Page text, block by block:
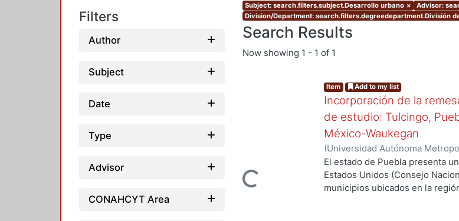
Filters
Author
Subject
Date
Type
Advisor
CONAHCYT Area
Subject: search.filters.subject.Desarrollo urbano × Advisor:
Division/Department: search.filters.degreedepartment.División
Search Results
Now showing 1 - 1 of 1
Loading...
Item Add to my list
Incorporación de la
de estudio: Tulcingo,
México-Waukegan
(Universidad Autónoma
de Servicios de Información.,
El estado de Puebla presenta
Estados Unidos (Consejo
municipios ubicados en la